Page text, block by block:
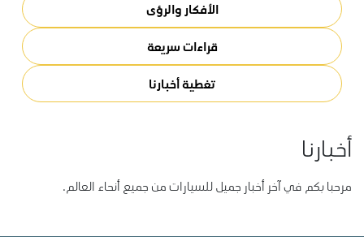
الأفكار والرؤى
قراءات سريعة
تغطية أخبارنا
أخبارنا
مرحبا بكم في آخر أخبار جميل للسيارات من جميع أنحاء العالم.